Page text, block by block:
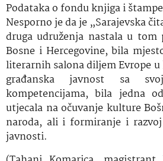
Podataka o fondu knjiga i
Nesporno je da je „Sarajevska
druga udruženja nastala u tom
Bosne i Hercegovine, bila
literarnih salona diljem Evrope
građanska javnost sa
kompetencijama, bila jedna
utjecala na očuvanje kulture
naroda, ali i formiranje i
javnosti.